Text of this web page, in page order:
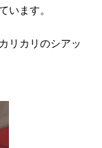
います。
リカリのシアッ